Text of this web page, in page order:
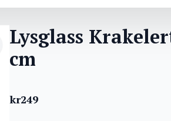
Lysglass
cm
kr249